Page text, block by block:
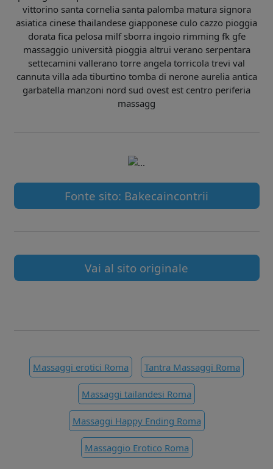
vittorino santa cornelia santa palomba matura signora
asiatica cinese thailandese giapponese culo cazzo pioggia
dorata fica pelosa milf sborra ingoio rimming fk gfe
massaggio università pioggia altrui verano serpentara
settecamini vallerano torre angela torricola trevi val
cannuta villa ada tiburtino tomba di nerone aurelia antica
garbatella manzoni nord sud ovest est centro periferia
massagg
Fonte sito: Bakecaincontrii
Vai al sito originale
Massaggi erotici Roma Tantra Massaggi Roma
Massaggi tailandesi Roma
Massaggi Happy Ending Roma
Massaggio Erotico Roma